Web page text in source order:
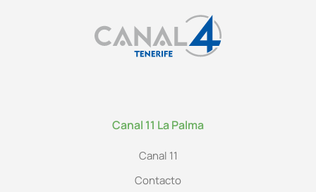
Canal 11 La Palma
Canal 11
Contacto